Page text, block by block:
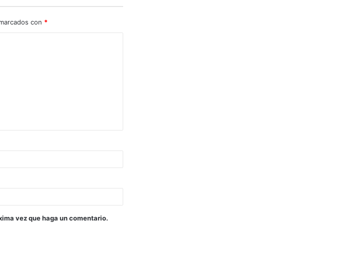
con *
vez que haga un comentario.